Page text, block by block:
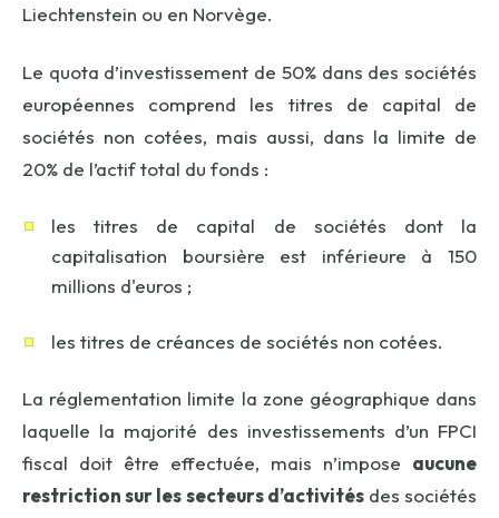
Liechtenstein ou en Norvège.
Le quota d’investissement de 50% dans des sociétés
européennes comprend les titres de capital de
sociétés non cotées, mais aussi, dans la limite de
20% de l’actif total du fonds :
les titres de capital de sociétés dont la
capitalisation boursière est inférieure à 150
millions d'euros ;
les titres de créances de sociétés non cotées.
La réglementation limite la zone géographique dans
laquelle la majorité des investissements d’un FPCI
fiscal doit être effectuée, mais n’impose aucune
restriction sur les secteurs d’activitésdes sociétés